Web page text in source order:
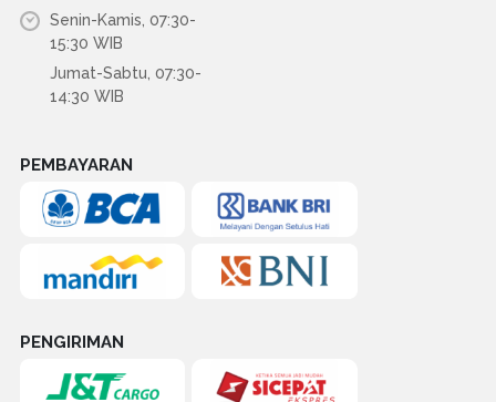
Senin-Kamis, 07:30-
15:30 WIB
Jumat-Sabtu, 07:30-
14:30 WIB
PEMBAYARAN
PENGIRIMAN